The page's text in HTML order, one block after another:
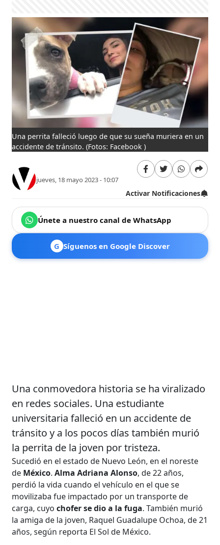
Una perrita falleció luego de que su sueña muriera en un
accidente de tránsito.(Fotos: Facebook )
jueves, 18 mayo 2023 - 10:07
Activar Notificaciones
Únete a nuestro canal de WhatsApp
G Síguenos en Google Discover
Una conmovedora historia se ha viralizado
en redes sociales. Una estudiante
universitaria falleció en un accidente de
tránsito y a los pocos días también murió
la perrita de la joven por tristeza.
Sucedió en el estado de Nuevo León, en el noreste
de México.Alma Adriana Alonso, de 22 años,
perdió la vida cuando el vehículo en el que se
movilizaba fue impactado por un transporte de
carga, cuyochofer se dio a la fuga. También murió
la amiga de la joven, Raquel Guadalupe Ochoa, de 21
años, según reporta El Sol de México.